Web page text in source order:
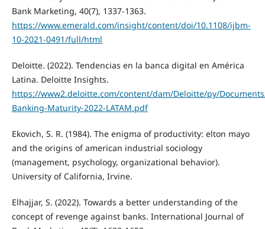
Bank Marketing, 40(7), 1337-1363.
https://www.emerald.com/insight/content/doi/10.1108/ijbm-
10-2021-0491/full/html
Deloitte. (2022). Tendencias en la banca digital en América
Latina. Deloitte Insights.
https://www2.deloitte.com/content/dam/Deloitte/py/
Banking-Maturity-2022-LATAM.pdf
Ekovich, S. R. (1984). The enigma of productivity: elton mayo
and the origins of american industrial sociology
(management, psychology, organizational behavior).
University of California, Irvine.
Elhajjar, S. (2022). Towards a better understanding of the
concept of revenge against banks. International Journal of